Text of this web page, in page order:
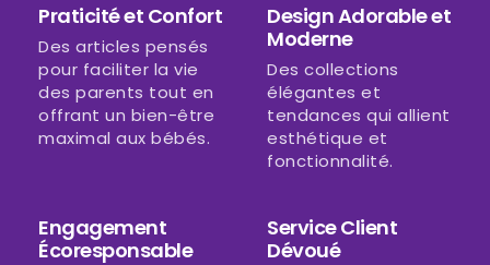
Praticité et Confort
Des articles pensés
pour faciliter la vie
des parents tout en
offrant un bien-être
maximal aux bébés.
Design Adorable et
Moderne
Des collections
élégantes et
tendances qui allient
esthétique et
fonctionnalité.
Engagement
Écoresponsable
Service Client
Dévoué